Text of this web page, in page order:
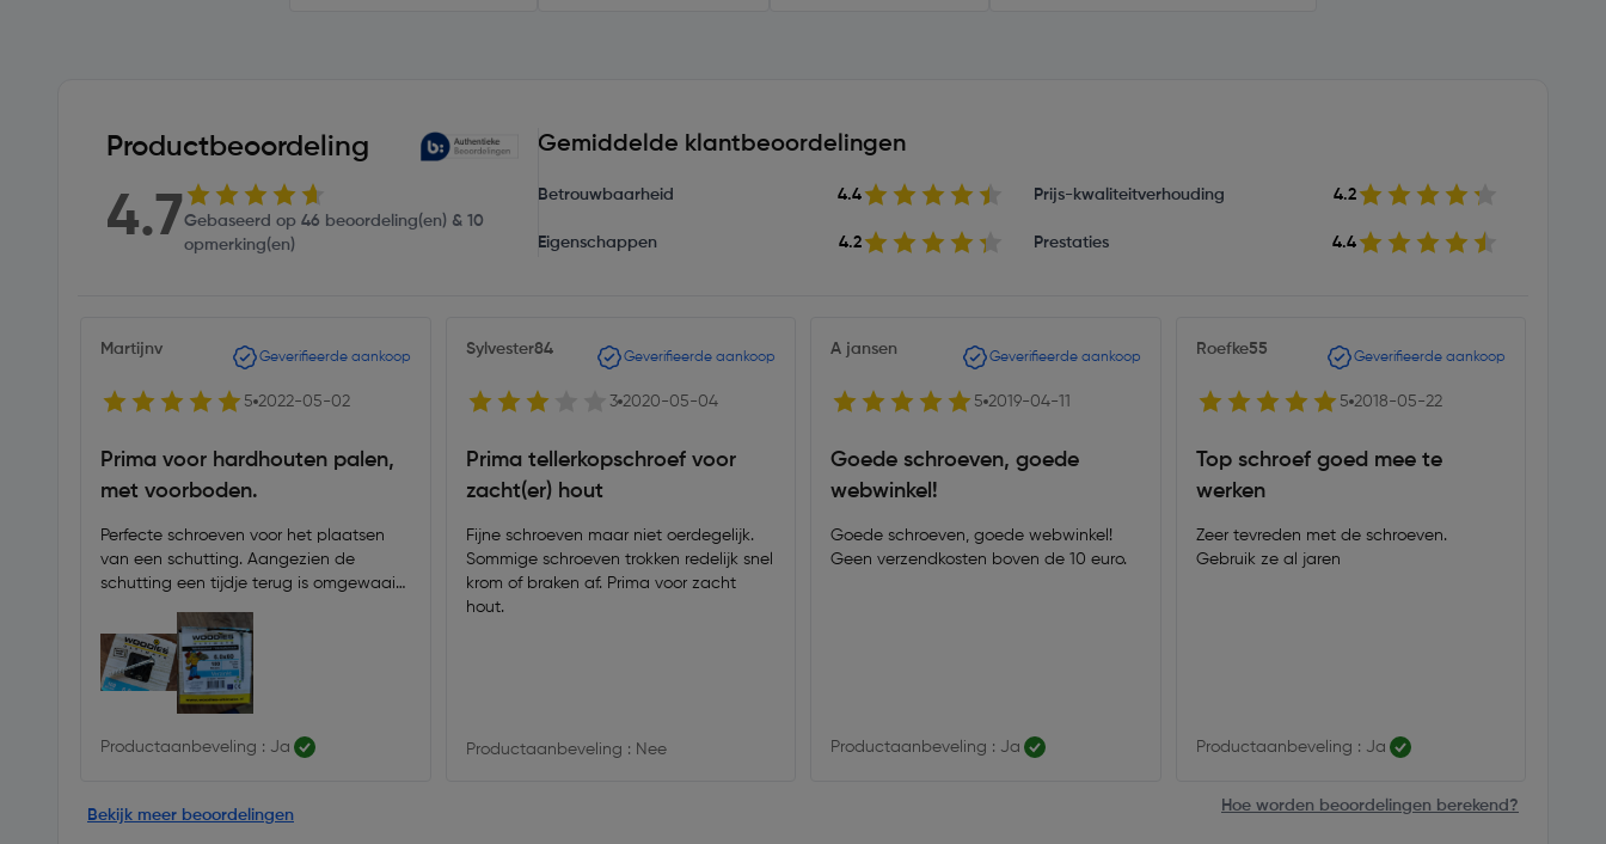
Productbeoordeling
4.7Gebaseerd op 46 beoordeling(en) & 10
opmerking(en)
Gemiddelde klantbeoordelingen
Betrouwbaarheid 4.4 Prijs-kwaliteitverhouding 4.2
Eigenschappen 4.2 Prestaties 4.4
Martijnv Geverifieerde aankoop
5 2022-05-02
Prima voor hardhouten palen,
met voorboden.
Perfecte schroeven voor het plaatsen
van een schutting. Aangezien de
schutting een tijdje terug is omgewaaid,
stevige schroeven met groote kop
gebruikt, in combinatie met vet. Hier
voorgeboord en schroeven met
boormachine geplaatst.
Productaanbeveling : Ja
Sylvester84 Geverifieerde aankoop
3 2020-05-04
Prima tellerkopschroef voor
zacht(er) hout
Fijne schroeven maar niet oerdegelijk.
Sommige schroeven trokken redelijk snel
krom of braken af. Prima voor zacht
hout.
Productaanbeveling : Nee
A jansen Geverifieerde aankoop
5 2019-04-11
Goede schroeven, goede
webwinkel!
Goede schroeven, goede webwinkel!
Geen verzendkosten boven de 10 euro.
Productaanbeveling : Ja
Roefke55 Geverifieerde aankoop
5 2018-05-22
Top schroef goed mee te
werken
Zeer tevreden met de schroeven.
Gebruik ze al jaren
Productaanbeveling : Ja
Bekijk meer beoordelingen
Hoe worden beoordelingen berekend?